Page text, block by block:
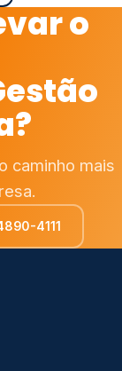
o
caminho mais
4111